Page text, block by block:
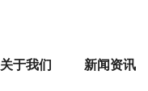
关于我们 新闻资讯